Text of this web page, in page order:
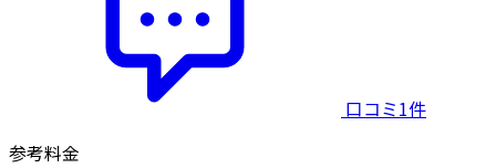
口コミ1件
参考料金